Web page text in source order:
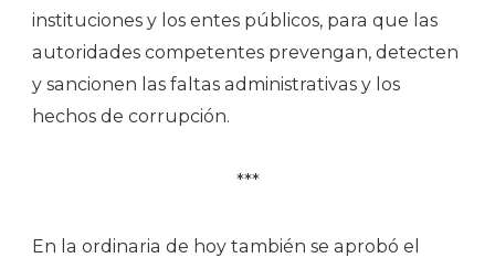
instituciones y los entes públicos, para que las
autoridades competentes prevengan, detecten
y sancionen las faltas administrativas y los
hechos de corrupción.
***
En la ordinaria de hoy también se aprobó el